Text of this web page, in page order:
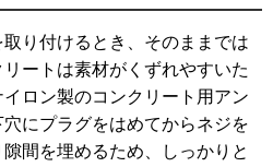
り付けるとき、そのままでは
ートは素材がくずれやすいた
ロン製のコンクリート用アン
にプラグをはめてからネジを
間を埋めるため、しっかりと